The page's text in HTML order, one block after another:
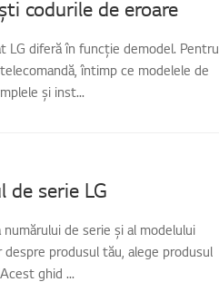
codurile de eroare
LG diferă în funcție demodel. Pentru
întimp ce modelele de
și inst...
de serie LG
de serie și al modelului
produsul tău, alege produsul
ghid ...